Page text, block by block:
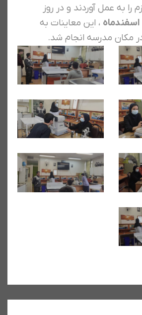
را به عمل آوردند و در روز
، این معاینات به
مدرسه انجام شد.